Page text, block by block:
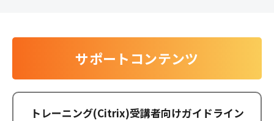
サポートコンテンツ
トレーニング(Citrix)受講者向けガイドライン